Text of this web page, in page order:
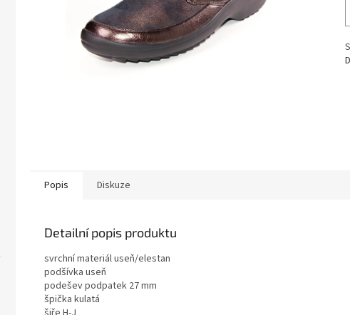
Popis Diskuze
Detailní popis produktu
svrchní materiál useň/elestan
podšívka useň
podešev podpatek 27 mm
špička kulatá